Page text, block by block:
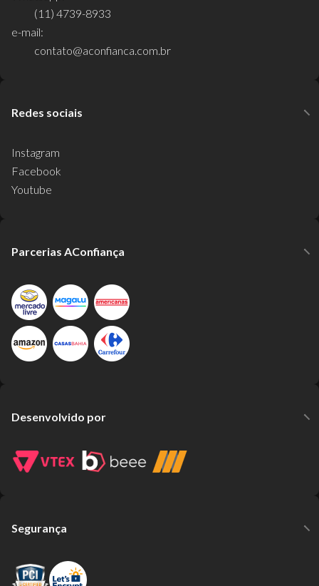
(11) 4739-8933
e-mail:
contato@aconfianca.com.br
Redes sociais
Instagram
Facebook
Youtube
Parcerias AConfiança
Desenvolvido por
Segurança